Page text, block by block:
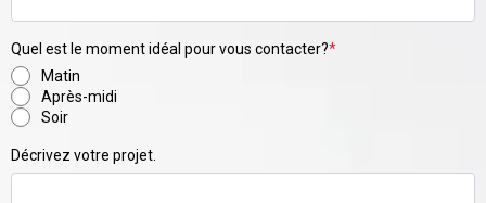
Quel est le moment idéal pour vous contacter?*
Matin
Après-midi
Soir
Décrivez votre projet.